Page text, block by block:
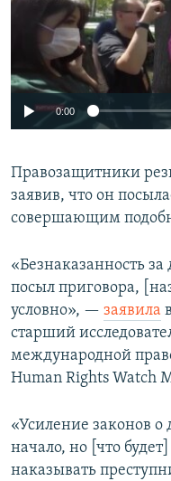
Auto
No media
0:00
Правозащитники
заявив, что он
совершающим
«Безнаказанность
посыл приговора,
условно», —​ заявила
старший
международной
Human Rights Watch
«Усиление законов
начало, но [что
наказывать